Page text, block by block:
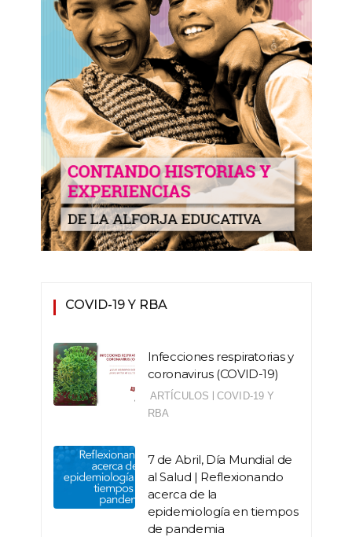
COVID-19 Y RBA
Infecciones respiratorias y
coronavirus (COVID-19)
ARTÍCULOS | COVID-19 Y
RBA
7 de Abril, Día Mundial de
al Salud | Reflexionando
acerca de la
epidemiología en tiempos
de pandemia